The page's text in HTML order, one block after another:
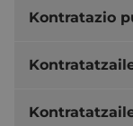
Kontratazio